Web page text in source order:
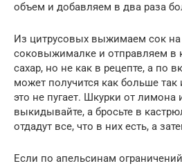
объем и добавляем в два раза
Из цитрусовых выжимаем сок на
соковыжималке и отправляем в
сахар, но не как в рецепте, а по
может получится как больше так
это не пугает. Шкурки от лимона
выкидывайте, а бросьте в
отдадут все, что в них есть, а
Если по апельсинам